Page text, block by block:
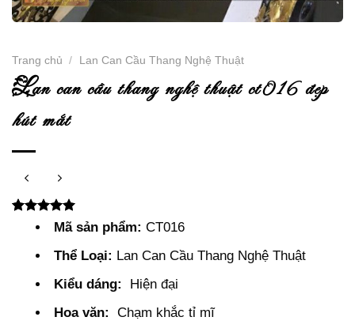
Trang chủ / Lan Can Cầu Thang Nghệ Thuật
lan can cầu thang nghệ thuật ct016 đẹp
hút mắt
trên 5
dựa trên
đánh giá
Mã sản phẩm: CT016
Thể Loại: Lan Can Cầu Thang Nghệ Thuật
Kiểu dáng:
Hiện đại
Hoa văn:
Chạm khắc tỉ mĩ